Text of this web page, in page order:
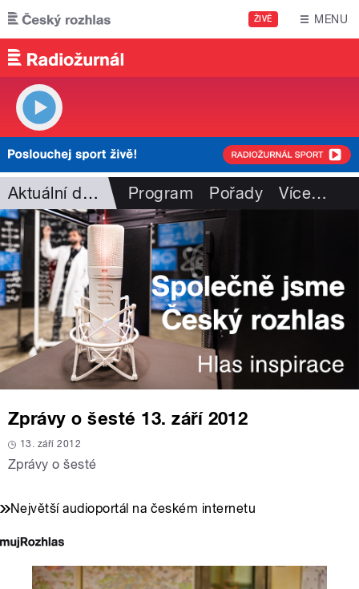
Přejít k hlavnímu obsahu
ŽIVĚ MENU
Aktuální dění Program Pořady Více…
Zprávy o šesté 13. září 2012
13. září 2012
Zprávy o šesté
Největší audioportál na českém internetu